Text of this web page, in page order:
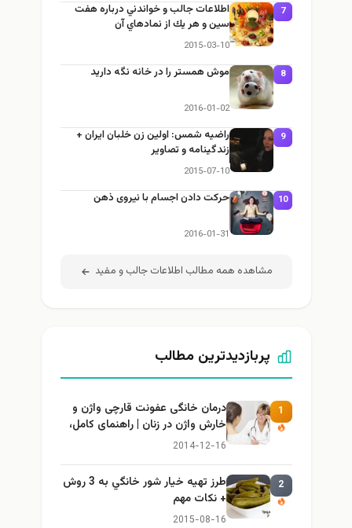
اطلاعات جالب و خواندني درباره هفت
سین و هر يك از نمادهاي آن
2015-03-10
موش همستر را در خانه نگه دارید
2016-01-02
راضيه شمس: اولین زن خلبان ایران +
زندگينامه و تصاوير
2015-07-10
حرکت دادن اجسام با نیروی ذهن
2016-01-31
مشاهده همه مطالب اطلاعات جالب و مفيد
پربازدیدترین مطالب
درمان خانگی عفونت قارچی واژن و
خارش واژن در زنان | راهنمای کامل،
ایمن و کاربردی
2014-12-16
طرز تهيه خیار شور خانگي به 3 روش
+ نكات مهم
2015-08-16